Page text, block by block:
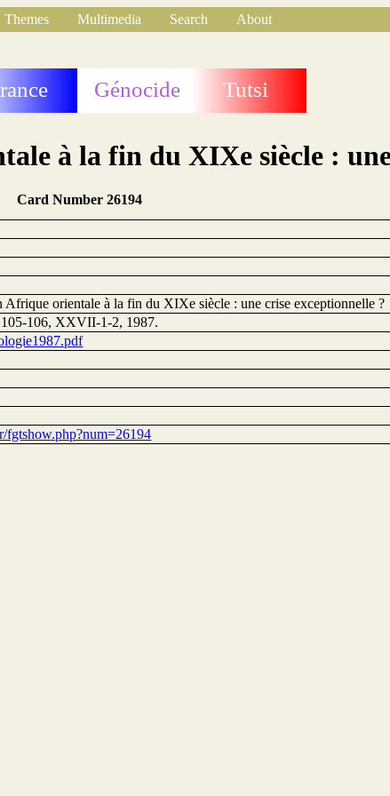
Themes Multimedia Search
About
Génocide Tutsi
à la fin du XIXe siècle :
Card Number 26194
Afrique orientale à la fin du XIXe siècle : une crise exceptionnelle ?
105-106, XXVII-1-2, 1987.
fgtshow.php?num=26194